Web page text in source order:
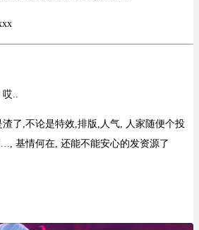
哎..
了,不论是特效,排版,人气, 人家随便个投
基情何在, 还能不能安心的发资源了